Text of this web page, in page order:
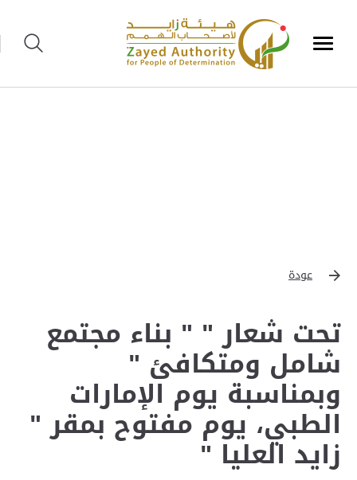
عودة
تحت شعار " " بناء مجتمع
شامل ومتكافئ "
وبمناسبة يوم الإمارات
الطبي، يوم مفتوح بمقر "
زايد العليا "